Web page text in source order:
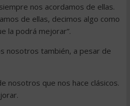
nos acordamos de ellas.
de ellas, decimos algo como
la podrá mejorar”.
nosotros también, a pesar de
nosotros que nos hace clásicos.